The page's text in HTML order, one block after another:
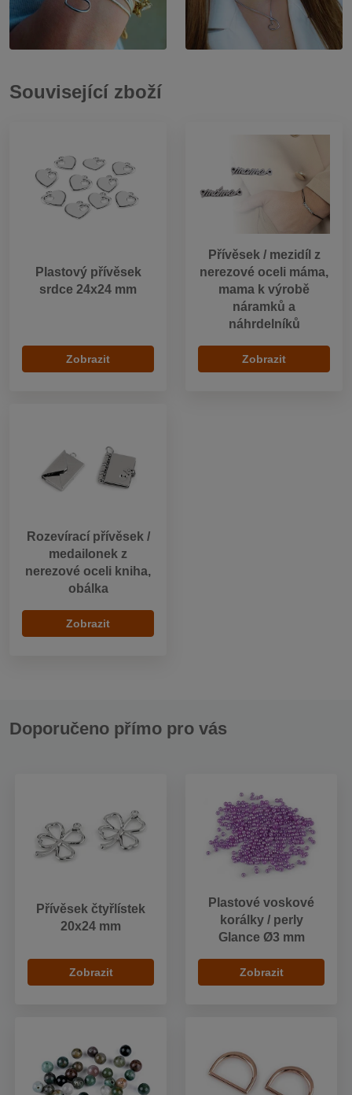
Související zboží
Plastový přívěsek
srdce 24x24 mm
Zobrazit
Přívěsek / mezidíl z
nerezové oceli máma,
mama k výrobě
náramků a
náhrdelníků
Zobrazit
Rozevírací přívěsek /
medailonek z
nerezové oceli kniha,
obálka
Zobrazit
Doporučeno přímo pro vás
Přívěsek čtyřlístek
20x24 mm
Zobrazit
Plastové voskové
korálky / perly
Glance Ø3 mm
Zobrazit